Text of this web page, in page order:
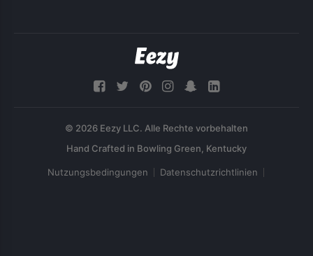
© 2026 Eezy LLC. Alle Rechte vorbehalten
Nutzungsbedingungen Datenschutzrichtlinien